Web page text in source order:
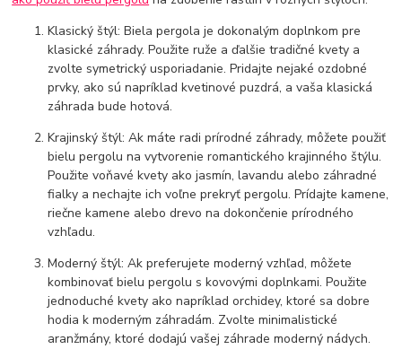
Klasický štýl: Biela pergola je dokonalým doplnkom pre
klasické záhrady. Použite ruže a ďalšie tradičné kvety a
zvolte symetrický usporiadanie. Pridajte nejaké ozdobné
prvky, ako sú napríklad kvetinové puzdrá, a vaša klasická
záhrada bude hotová.
Krajinský štýl: Ak máte radi prírodné záhrady, môžete použiť
bielu pergolu na vytvorenie romantického krajinného štýlu.
Použite voňavé kvety ako jasmín, lavandu alebo záhradné
fialky a nechajte ich voľne prekryť pergolu. Prídajte kamene,
riečne kamene alebo drevo na dokončenie prírodného
vzhľadu.
Moderný štýl: Ak preferujete moderný vzhľad, môžete
kombinovať bielu pergolu s kovovými doplnkami. Použite
jednoduché kvety ako napríklad orchidey, ktoré sa dobre
hodia k moderným záhradám. Zvolte minimalistické
aranžmány, ktoré dodajú vašej záhrade moderný nádych.